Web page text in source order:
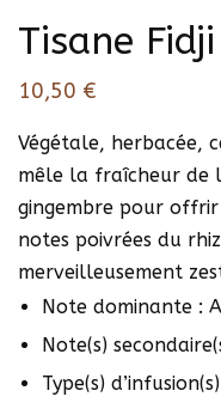
Tisane Fidji
10,50 €
Végétale, herbacée,
mêle la fraîcheur de
gingembre pour
notes poivrées du
merveilleusement
Note dominante :
Note(s)
Type(s)